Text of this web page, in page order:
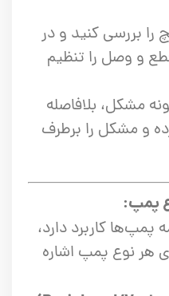
را بررسی کنید و در
و وصل را تنظیم
مشکل، بلافاصله
و مشکل را برطرف
پمپ:
پمپ‌ها کاربرد دارد،
هر نوع پمپ اشاره